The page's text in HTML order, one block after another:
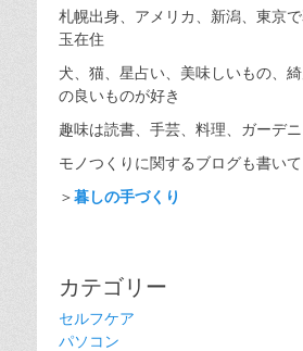
札幌出身、アメリカ、新潟、東京
玉在住
犬、猫、星占い、美味しいもの、
の良いものが好き
趣味は読書、手芸、料理、ガーデ
モノつくりに関するブログも書い
＞暮しの手づくり
カテゴリー
セルフケア
パソコン